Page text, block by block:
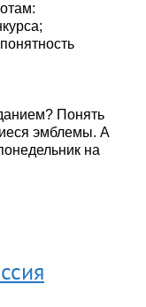
Понять
эмблемы. А
на